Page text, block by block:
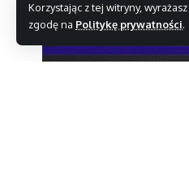
Korzystając z tej witryny, wyrażasz
zgodę na Politykę prywatności.